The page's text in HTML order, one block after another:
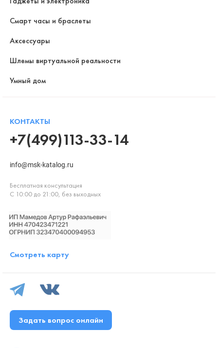
Смарт часы и браслеты
Аксессуары
Шлемы виртуальной реальности
Умный дом
КОНТАКТЫ
+7(499)113-33-14
info@msk-katalog.ru
Бесплатная консультация
С 10:00 до 21:00, без выходных
Смотреть карту
Задать вопрос онлайн